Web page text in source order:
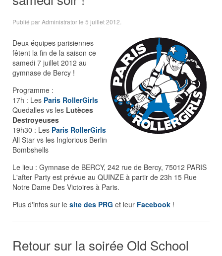
Publié par Administrator le 5 juillet 2012
Deux équipes parisiennes
fêtent la fin de la saison ce
samedi 7 juillet 2012 au
gymnase de Bercy !
Programme :
17h : Les Paris RollerGirls
Quedalles vs les Lutèces
Destroyeuses
19h30 : Les Paris RollerGirls
All Star vs les Inglorious Berlin
Bombshells
Le lieu : Gymnase de BERCY, 242 rue de Bercy, 75012 PARIS
L'after Party est prévue au QUINZE à partir de 23h 15 Rue
Notre Dame Des Victoires à Paris.
Plus d'infos sur le site des PRG et leur Facebook !
Retour sur la soirée Old School